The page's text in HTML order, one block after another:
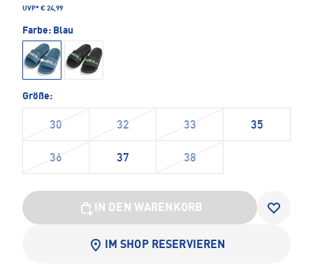
UVP* € 24,99
Farbe: Blau
Größe:
30 32 33 35
36 37 38
IN DEN WARENKORB
IM SHOP RESERVIEREN